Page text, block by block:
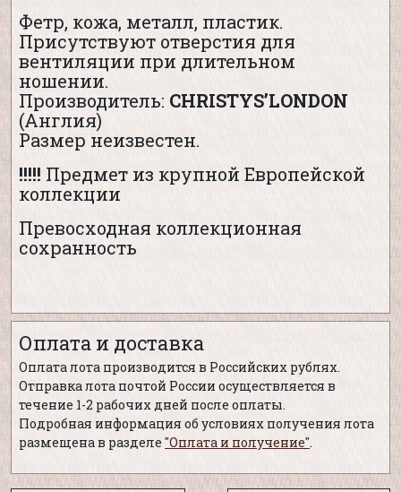
Фетр, кожа, металл, пластик.
Присутствуют отверстия для
вентиляции при длительном
ношении.
Производитель: CHRISTYS’LONDON
(Англия)
Размер неизвестен.
!!!!! Предмет из крупной Европейской
коллекции
Превосходная коллекционная
сохранность
Оплата и доставка
Оплата лота производится в Российских рублях.
Отправка лота почтой России осуществляется в
течение 1-2 рабочих дней после оплаты.
Подробная информация об условиях получения лота
размещена в разделе "Оплата и получение".